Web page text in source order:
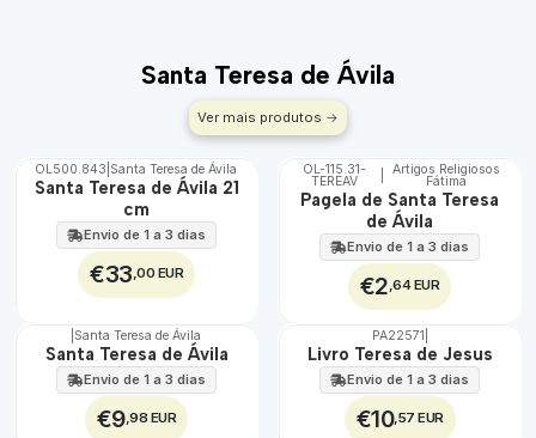
Santa Teresa de Ávila
Ver mais produtos
🇵🇹
OL500.843 Santa Teresa de Ávila
Santa Teresa de Ávila 21
cm
Envio de 1 a 3 dias
€33,00 EUR
OL-115.31-
TEREAV
Artigos Religiosos
Fátima
Pagela de Santa Teresa
de Ávila
Envio de 1 a 3 dias
€2,64 EUR
Santa Teresa de Ávila
Santa Teresa de Ávila
Envio de 1 a 3 dias
€9,98 EUR
PA22571
Livro Teresa de Jesus
Envio de 1 a 3 dias
€10,57 EUR